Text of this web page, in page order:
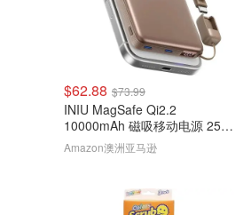
$62.88 $73.99
INIU MagSafe Qi2.2
10000mAh 磁吸移动电源 25W
棕色
Amazon澳洲亚马逊